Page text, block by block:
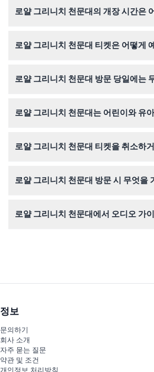
로얄 그리니치 천문대의 개장 시간은
확인해 주세요).
로얄 그리니치 천문대 티켓은 어떻게
로얄 그리니치 천문대 방문 당일에는
로얄 그리니치 천문대는 어린이와 유
로얄 그리니치 천문대 티켓을 취소하
로얄 그리니치 천문대 방문 시 무엇을
로얄 그리니치 천문대에서 오디오 가
정보
문의하기
회사 소개
자주 묻는 질문
약관 및 조건